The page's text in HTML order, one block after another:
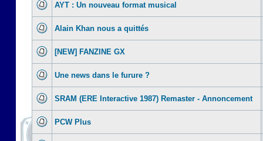
AYT : Un nouveau format musical
Alain Khan nous a quittés
[NEW] FANZINE GX
Une news dans le furure ?
SRAM (ERE Interactive 1987) Remaster - Annoncement
PCW Plus